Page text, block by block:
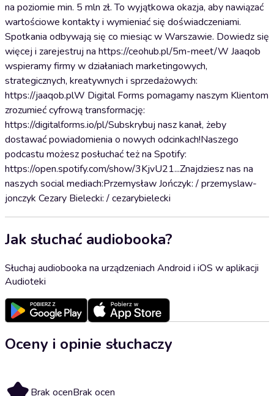
na poziomie min. 5 mln zł. To wyjątkowa okazja, aby nawiązać
wartościowe kontakty i wymieniać się doświadczeniami.
Spotkania odbywają się co miesiąc w Warszawie. Dowiedz się
więcej i zarejestruj na https://ceohub.pl/5m-meet/W Jaaqob
wspieramy firmy w działaniach marketingowych,
strategicznych, kreatywnych i sprzedażowych:
https://jaaqob.plW Digital Forms pomagamy naszym Klientom
zrozumieć cyfrową transformację:
https://digitalforms.io/pl/Subskrybuj nasz kanał, żeby
dostawać powiadomienia o nowych odcinkach!Naszego
podcastu możesz posłuchać też na Spotify:
https://open.spotify.com/show/3KjvU21...Znajdziesz nas na
naszych social mediach:Przemysław Jończyk: / przemyslaw-
jonczyk Cezary Bielecki: / cezarybielecki
Jak słuchać audiobooka?
Słuchaj audiobooka na urządzeniach Android i iOS w aplikacji
Audioteki
Oceny i opinie słuchaczy
Brak ocenBrak ocen